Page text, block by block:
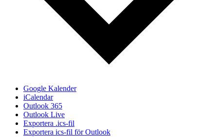
Google Kalender
iCalendar
Outlook 365
Outlook Live
Exportera .ics-fil
Exportera ics-fil för Outlook